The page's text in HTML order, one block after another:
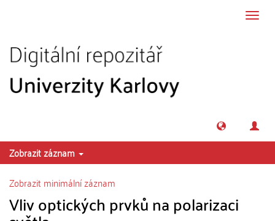
Zobrazit záznam
Zobrazit minimální záznam
Vliv optických prvků na polarizaci